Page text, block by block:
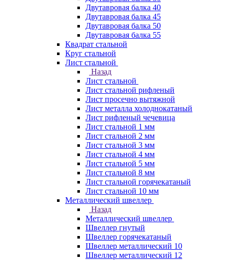
Двутавровая балка 40
Двутавровая балка 45
Двутавровая балка 50
Двутавровая балка 55
Квадрат стальной
Круг стальной
Лист стальной
Назад
Лист стальной
Лист стальной рифленый
Лист просечно вытяжной
Лист металла холоднокатаный
Лист рифленый чечевица
Лист стальной 1 мм
Лист стальной 2 мм
Лист стальной 3 мм
Лист стальной 4 мм
Лист стальной 5 мм
Лист стальной 8 мм
Лист стальной горячекатаный
Лист стальной 10 мм
Металлический швеллер
Назад
Металлический швеллер
Швеллер гнутый
Швеллер горячекатаный
Швеллер металлический 10
Швеллер металлический 12